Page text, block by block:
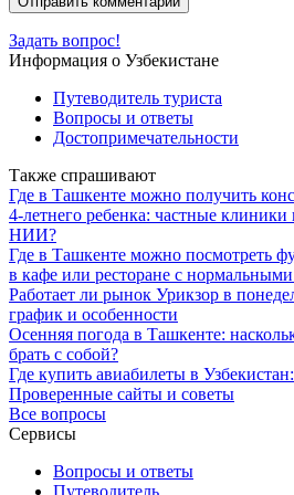
Задать вопрос!
Информация о Узбекистане
Путеводитель туриста
Вопросы и ответы
Достопримечательности
Также спрашивают
Где в Ташкенте можно получить
4-летнего ребенка: частные клиники
НИИ?
Где в Ташкенте можно посмотреть
в кафе или ресторане с
Работает ли рынок Урикзор в
график и особенности
Осенняя погода в Ташкенте:
брать с собой?
Где купить авиабилеты в
Проверенные сайты и советы
Все вопросы
Сервисы
Вопросы и ответы
Путеводитель